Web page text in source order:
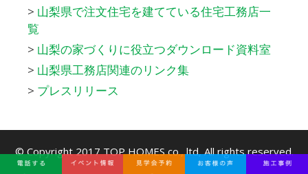
> 山梨県で注文住宅を建てている住宅工務店一
覧
> 山梨の家づくりに役立つダウンロード資料室
> 山梨県工務店関連のリンク集
> プレスリリース
© Copyright 2017TOP HOMES co., ltd, All rights reserved.